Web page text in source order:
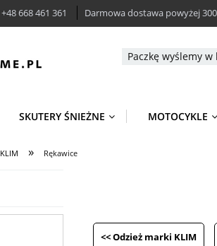
+48 668 461 361 Darmowa dostawa powyżej
Paczkę wyślemy
SKUTERY ŚNIEŻNE MOTOCYKLE
KLIM » Rękawice
<< Odzież marki KLIM